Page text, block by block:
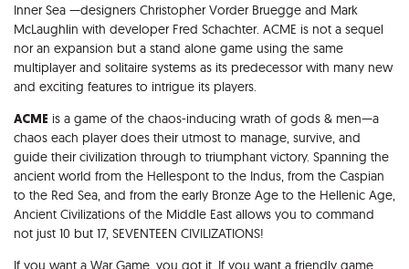
Inner Sea —designers Christopher Vorder Bruegge and Mark
McLaughlin with developer Fred Schachter. ACME is not a sequel
nor an expansion but a stand alone game using the same
multiplayer and solitaire systems as its predecessor with many new
and exciting features to intrigue its players.
ACME is a game of the chaos-inducing wrath of gods & men—a
chaos each player does their utmost to manage, survive, and
guide their civilization through to triumphant victory. Spanning the
ancient world from the Hellespont to the Indus, from the Caspian
to the Red Sea, and from the early Bronze Age to the Hellenic Age,
Ancient Civilizations of the Middle East allows you to command
not just 10 but 17, SEVENTEEN CIVILIZATIONS!
If you want a War Game, you got it. If you want a friendly game,